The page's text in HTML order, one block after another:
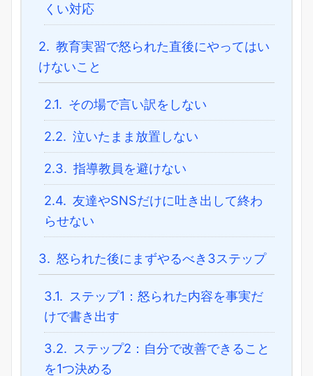
くい対応
2. 教育実習で怒られた直後にやってはい
けないこと
2.1. その場で言い訳をしない
2.2. 泣いたまま放置しない
2.3. 指導教員を避けない
2.4. 友達やSNSだけに吐き出して終わ
らせない
3. 怒られた後にまずやるべき3ステップ
3.1. ステップ1：怒られた内容を事実だ
けで書き出す
3.2. ステップ2：自分で改善できること
を1つ決める